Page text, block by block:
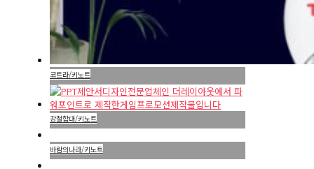
코트라/키노트
강철함대/키노트
바람의나라/키노트